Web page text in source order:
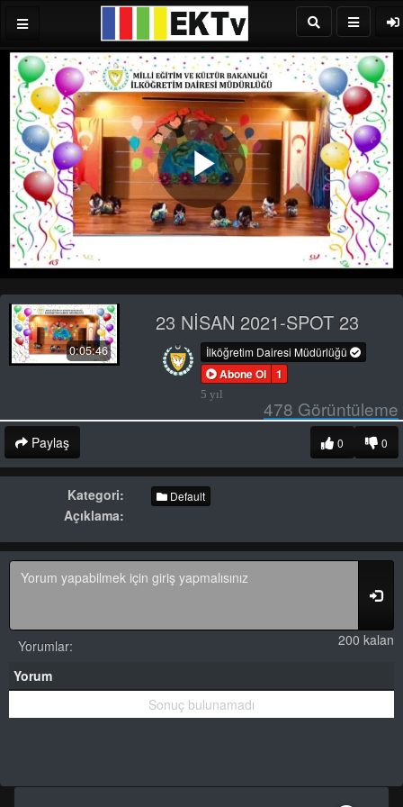
Play
Video
0:05:46
23 NİSAN 2021-SPOT 23
İlköğretim Dairesi Müdürlüğü
Abone Ol 1
5 yıl
478 Görüntüleme
Paylaş 0
0
Kategori: Default
Açıklama:
200 kalan
Yorumlar:
Yorum
Sonuç bulunamadı